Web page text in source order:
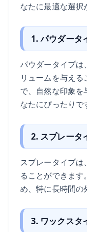
なたに最適な選択
1. パウダータ
パウダータイプは
リュームを与え
で、自然な印象
なたにぴったりで
2. スプレータ
スプレータイプ
ることができま
め、特に長時間の
3. ワックスタ